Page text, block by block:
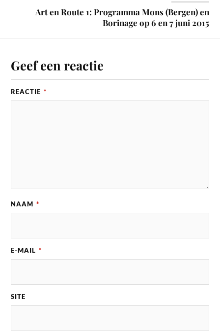
Art en Route 1: Programma Mons (Bergen) en
Borinage op 6 en 7 juni 2015
Geef een reactie
REACTIE *
NAAM *
E-MAIL *
SITE